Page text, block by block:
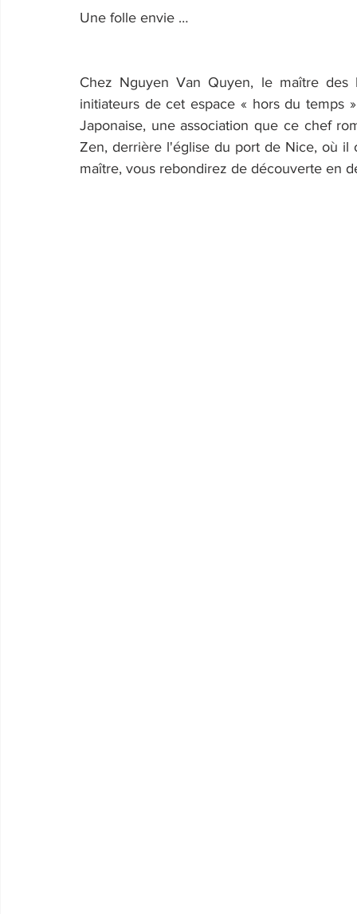
Une folle envie …
Chez Nguyen Van Quyen, le maître
initiateurs de cet espace « hors du temps
Japonaise, une association que ce chef
Zen, derrière l'église du port de Nice, où il
maître, vous rebondirez de découverte en